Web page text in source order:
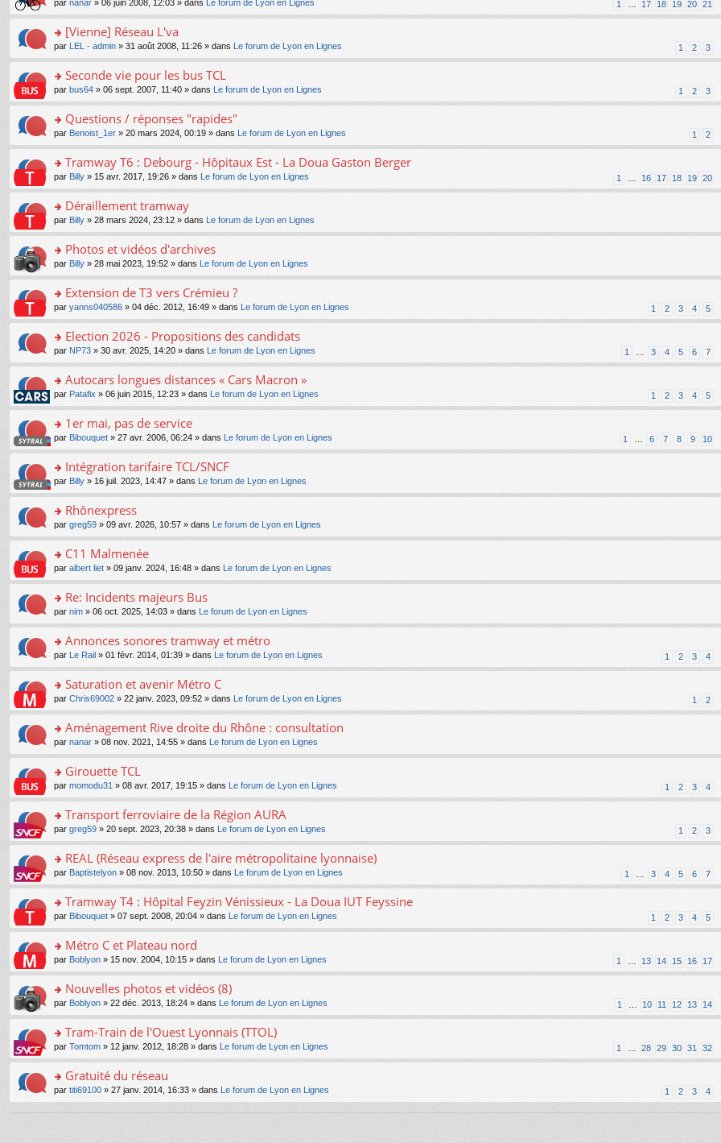
c
e
nt
pl
u
s
ré
c
e
nt
n
le
pl
u
s
ré
c
e
nt
g
e
n
n
le
pl
u
s
ré
c
e
nt
s
a
g
e
n
n
le
pl
u
s
ré
c
e
nt
er
le
m
e
s
a
g
e
n
n
le
pl
u
s
ré
c
e
nt
o
n
s
ult
er
le
m
e
s
a
g
e
n
n
le
pl
u
s
ré
c
e
nt
1 … 17 18 19 20 21
par nanar » 06 juin 2008, 12:03 » dans Le forum de Lyon en Lignes
o
n
s
ult
er
le
m
e
s
a
g
e
n
n
le
pl
u
s
ré
c
e
nt
[Vienne] Réseau L'va
1 2 3
par LEL - admin » 31 août 2008, 11:26 » dans Le forum de Lyon en Lignes
o
n
s
ult
er
le
m
e
s
a
g
e
n
n
le
pl
u
s
ré
c
e
nt
Seconde vie pour les bus TCL
1 2 3
par bus64 » 06 sept. 2007, 11:40 » dans Le forum de Lyon en Lignes
o
n
s
ult
er
le
m
e
s
a
g
e
n
n
le
pl
u
s
ré
c
e
nt
Questions / réponses "rapides"
1 2
par Benoist_1er » 20 mars 2024, 00:19 » dans Le forum de Lyon en Lignes
o
n
s
ult
er
le
m
e
s
a
g
e
n
n
le
pl
u
s
ré
c
e
nt
Tramway T6 : Debourg - Hôpitaux Est - La Doua Gaston Berger
1 … 16 17 18 19 20
par Billy » 15 avr. 2017, 19:26 » dans Le forum de Lyon en Lignes
o
n
s
ult
er
le
m
e
s
a
g
e
n
n
le
pl
u
s
ré
c
e
nt
Déraillement tramway
par Billy » 28 mars 2024, 23:12 » dans Le forum de Lyon en Lignes
o
n
s
ult
er
le
m
e
s
a
g
e
n
n
le
pl
u
s
ré
c
e
nt
Photos et vidéos d'archives
par Billy » 28 mai 2023, 19:52 » dans Le forum de Lyon en Lignes
o
n
s
ult
er
le
m
e
s
a
g
e
n
n
le
pl
u
s
ré
c
e
nt
Extension de T3 vers Crémieu ?
1 2 3 4 5
par yanns040586 » 04 déc. 2012, 16:49 » dans Le forum de Lyon en Lignes
o
n
s
ult
er
le
m
e
s
a
g
e
n
n
le
pl
u
s
ré
c
e
nt
Election 2026 - Propositions des candidats
1 … 3 4 5 6 7
par NP73 » 30 avr. 2025, 14:20 » dans Le forum de Lyon en Lignes
o
n
s
ult
er
le
m
e
s
a
g
e
n
n
le
pl
u
s
ré
c
e
nt
Autocars longues distances « Cars Macron »
1 2 3 4 5
par Patafix » 06 juin 2015, 12:23 » dans Le forum de Lyon en Lignes
o
n
s
ult
er
le
m
e
s
a
g
e
n
n
le
pl
u
s
ré
c
e
nt
1er mai, pas de service
1 … 6 7 8 9 10
par Bibouquet » 27 avr. 2006, 06:24 » dans Le forum de Lyon en Lignes
o
n
s
ult
er
le
m
e
s
a
g
e
n
n
le
pl
u
s
ré
c
e
nt
Intégration tarifaire TCL/SNCF
par Billy » 16 juil. 2023, 14:47 » dans Le forum de Lyon en Lignes
o
n
s
ult
er
le
m
e
s
a
g
e
n
n
le
pl
u
s
ré
c
e
nt
Rhônexpress
par greg59 » 09 avr. 2026, 10:57 » dans Le forum de Lyon en Lignes
o
n
s
ult
er
le
m
e
s
a
g
e
n
n
le
pl
u
s
ré
c
e
nt
C11 Malmenée
par albert liet » 09 janv. 2024, 16:48 » dans Le forum de Lyon en Lignes
o
n
s
ult
er
le
m
e
s
a
g
e
n
n
le
pl
u
s
ré
c
e
nt
Re: Incidents majeurs Bus
par nim » 06 oct. 2025, 14:03 » dans Le forum de Lyon en Lignes
o
n
s
ult
er
le
m
e
s
a
g
e
n
n
le
pl
u
s
ré
c
e
nt
Annonces sonores tramway et métro
1 2 3 4
par Le Rail » 01 févr. 2014, 01:39 » dans Le forum de Lyon en Lignes
o
n
s
ult
er
le
m
e
s
a
g
e
n
n
le
pl
u
s
ré
c
e
nt
Saturation et avenir Métro C
1 2
par Chris69002 » 22 janv. 2023, 09:52 » dans Le forum de Lyon en Lignes
o
n
s
ult
er
le
m
e
s
a
g
e
n
n
le
pl
u
s
ré
c
e
nt
Aménagement Rive droite du Rhône : consultation
par nanar » 08 nov. 2021, 14:55 » dans Le forum de Lyon en Lignes
o
n
s
ult
er
le
m
e
s
a
g
e
n
n
le
pl
u
s
ré
c
e
nt
Girouette TCL
1 2 3 4
par momodu31 » 08 avr. 2017, 19:15 » dans Le forum de Lyon en Lignes
o
n
s
ult
er
le
m
e
s
a
g
e
n
n
le
pl
u
s
ré
c
Transport ferroviaire de la Région AURA
1 2 3
par greg59 » 20 sept. 2023, 20:38 » dans Le forum de Lyon en Lignes
o
n
s
ult
er
le
m
e
s
a
g
e
n
n
le
pl
u
s
REAL (Réseau express de l'aire métropolitaine lyonnaise)
1 … 3 4 5 6 7
par Baptistelyon » 08 nov. 2013, 10:50 » dans Le forum de Lyon en Lignes
o
n
s
ult
er
le
m
e
s
a
g
e
n
n
Tramway T4 : Hôpital Feyzin Vénissieux - La Doua IUT Feyssine
1 2 3 4 5
par Bibouquet » 07 sept. 2008, 20:04 » dans Le forum de Lyon en Lignes
o
n
s
ult
er
le
m
e
s
a
g
e
Métro C et Plateau nord
1 … 13 14 15 16 17
par Boblyon » 15 nov. 2004, 10:15 » dans Le forum de Lyon en Lignes
o
n
s
ult
er
le
m
e
s
s
Nouvelles photos et vidéos (8)
1 … 10 11 12 13 14
par Boblyon » 22 déc. 2013, 18:24 » dans Le forum de Lyon en Lignes
o
n
s
ult
er
Tram-Train de l'Ouest Lyonnais (TTOL)
1 … 28 29 30 31 32
par Tomtom » 12 janv. 2012, 18:28 » dans Le forum de Lyon en Lignes
o
n
s
Gratuité du réseau
1 2 3 4
par titi69100 » 27 janv. 2014, 16:33 » dans Le forum de Lyon en Lignes